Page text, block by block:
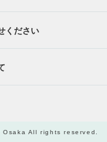
ください
All rights reserved.